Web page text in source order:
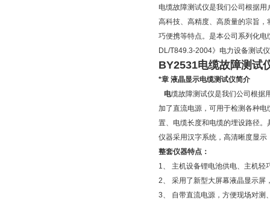
电缆故障测试仪是我们公司根据
高科技、高精度、高质量的宗旨
巧便携等特点。是本公司系列化
DL/T849.3-2004》电力设备测试
BY2531电缆故障测试
*章 液晶显示电缆测试仪简介
电缆故障测试仪是我们公司根据
加了直流电源，可用于检测各种
置、电缆长度和电缆的埋设路径
仪器采用汉字系统，高清晰度显示
整套仪器特点：
1、 主机设备锂电池供电、主机轻
2、 采用了新型大屏幕液晶显示屏
3、 自带直流电源，方便现场对测